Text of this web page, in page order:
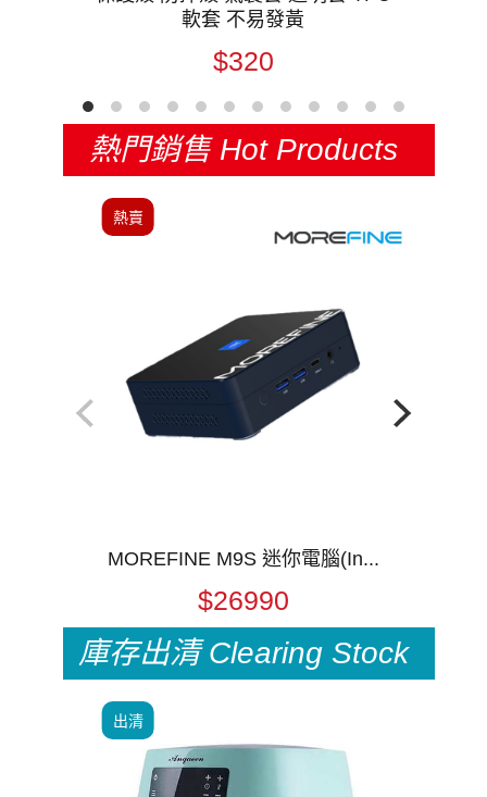
軟套 不易發黃
$320
熱門銷售 Hot Products
MOREFINE M9S 迷你電腦(In...
熱賣
$26990
庫存出清Clearing Stock
出清